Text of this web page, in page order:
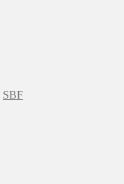
SBF